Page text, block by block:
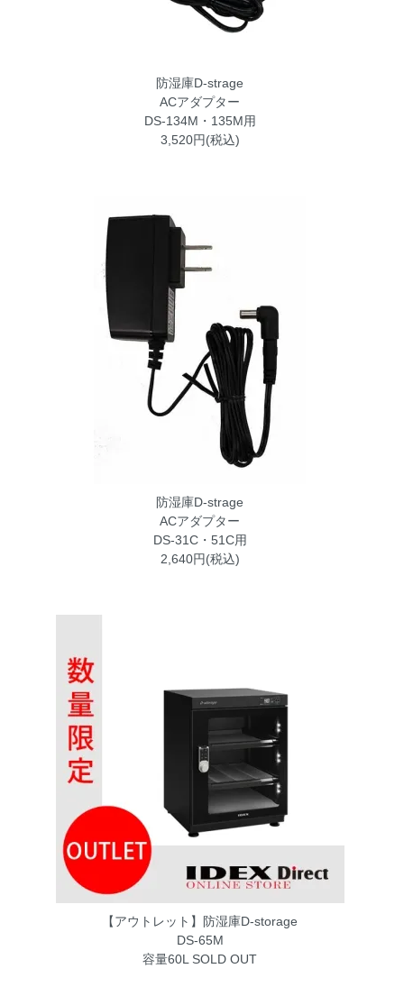
防湿庫D-strage
ACアダプター
DS-134M・135M用
3,520円(税込)
防湿庫D-strage
ACアダプター
DS-31C・51C用
2,640円(税込)
【アウトレット】防湿庫D-storage
DS-65M
容量60L SOLD OUT